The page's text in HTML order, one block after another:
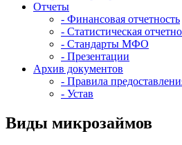
Отчеты
- Финансовая отчетность
- Статистическая
- Стандарты МФО
- Презентации
Архив документов
- Правила
- Устав
Виды микрозаймов